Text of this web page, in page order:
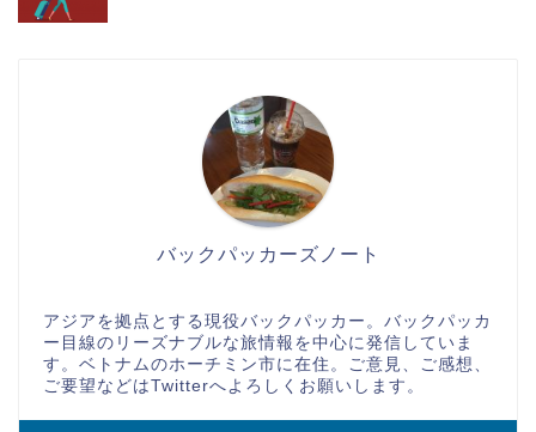
バックパッカーズノート
アジアを拠点とする現役バックパッカー。バックパッカ
ー目線のリーズナブルな旅情報を中心に発信していま
す。ベトナムのホーチミン市に在住。ご意見、ご感想、
ご要望などはTwitterへよろしくお願いします。